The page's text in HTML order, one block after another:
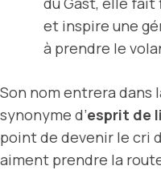
et inspire une
à prendre le
Son nom entrera dans
synonyme d’esprit de
point de devenir le cri
aiment prendre la